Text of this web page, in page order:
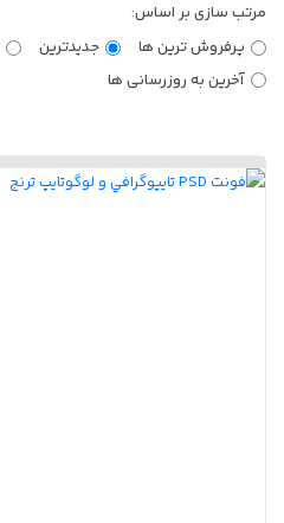
مرتب سازی بر اساس:
پرفروش ترین ها
جدیدترین
آخرین به روزرسانی ها